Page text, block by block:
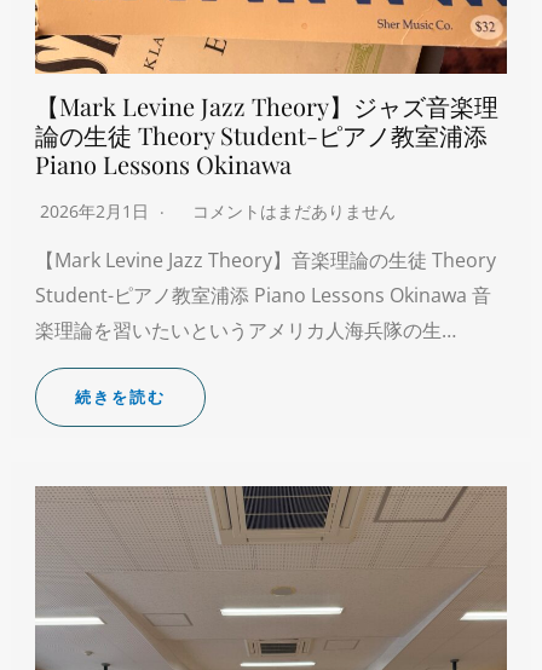
【Mark Levine Jazz Theory】ジャズ音楽理
論の生徒 Theory Student-ピアノ教室浦添
Piano Lessons Okinawa
2026年2月1日 コメントはまだありません
【Mark Levine Jazz Theory】音楽理論の生徒 Theory
Student-ピアノ教室浦添 Piano Lessons Okinawa 音
楽理論を習いたいというアメリカ人海兵隊の生…
続きを読む